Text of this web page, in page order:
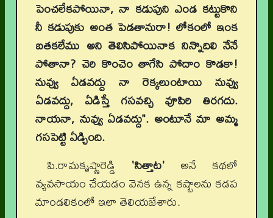
పెంచలేకపోయినా, నా కడుపుని ఎండ కట్టుకొని
నీ కడుపుకు అంత పెడతానురా! లోకంలో ఇంక
బతకలేము అని తెలిసిపోయినాక నిన్నొదిలి నేనే
పోతానా? చెరి కొంచెం తాగేసి పోదాం కొడకా!
నువ్వు ఏడవద్దు నా రెక్కలుంటాయి నువ్వు
ఏడవద్దు, ఏడిస్తే గసవచ్చి వూపిరి తిరగదు.
నాయనా, నువ్వు ఏడవద్దు". అంటూనే మా అమ్మ
గసపెట్టి ఏడ్చింది.
పి.రామకృష్ణారెడ్డి 'సిత్తాట' అనే కథలో
వ్యవసాయం చేయడం వెనక ఉన్న కష్టాలను కడప
మాండలికంలో ఇలా తెలియజేశారు.